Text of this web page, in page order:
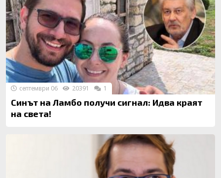
Синът на Ламбо получи сигнал: Идва краят
на света!
септември 06 20391 1